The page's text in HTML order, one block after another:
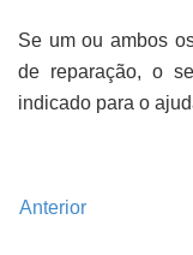
Se um ou ambos
de reparação, o
indicado para o
Anterior